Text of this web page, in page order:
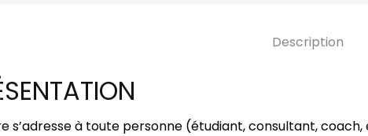
Description
s’adresse à toute personne (étudiant, consultant,